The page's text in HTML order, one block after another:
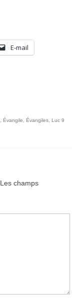
E-mail
Évangile Évangiles Luc 9
Les champs